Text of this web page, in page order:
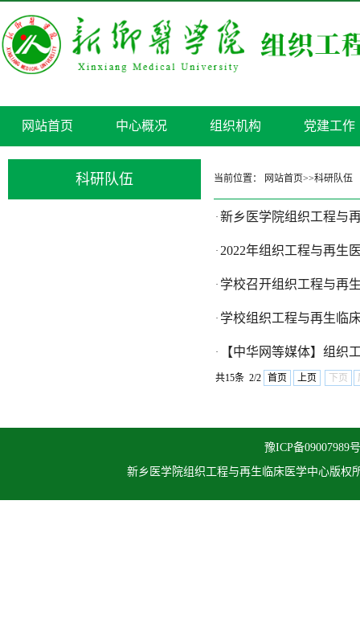
网站首页 中心概况 组织机构 党建工作
科研队伍 当前位置： 网站首页>>科研队伍
· 新乡医学院组织工程与
· 2022年组织工程与再生
· 学校召开组织工程与再
· 学校组织工程与再生临
· 【中华网等媒体】组织
共15条 2/2 首页 上页 下页
豫ICP备09007989
新乡医学院组织工程与再生临床医学中心版权